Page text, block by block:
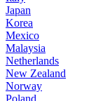
Japan
Korea
Mexico
Malaysia
Netherlands
New Zealand
Norway
Poland